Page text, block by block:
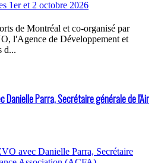
de Montréal et co-organisé par
l'Agence de Développement et
d...
Danielle Parra, Secrétaire générale de l'Air